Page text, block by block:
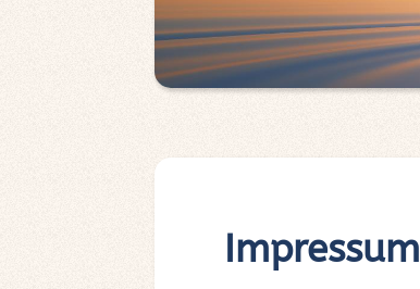
Impressum